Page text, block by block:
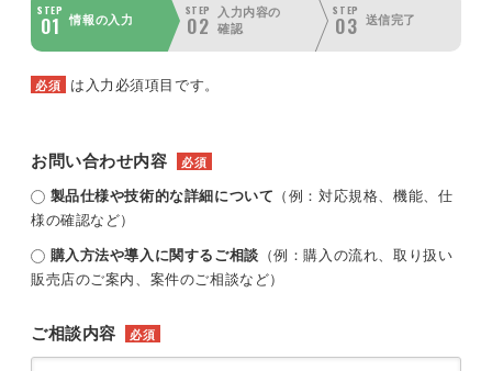
STEP
01 情報の入力
STEP
02
入力内容の
確認
STEP
03 送信完了
必須 は入力必須項目です。
お問い合わせ内容 必須
製品仕様や技術的な詳細について （例：対応規格、機能、仕
様の確認など）
購入方法や導入に関するご相談 （例：購入の流れ、取り扱い
販売店のご案内、案件のご相談など）
ご相談内容 必須